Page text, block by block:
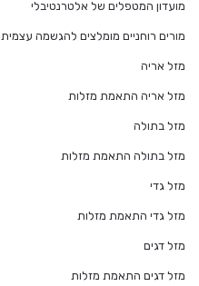
מועדון המטפלים של אלטרנטיבלי
מורים רוחניים מומלצים להגשמה עצמית
מזל אריה
מזל אריה התאמת מזלות
מזל בתולה
מזל בתולה התאמת מזלות
מזל גדי
מזל גדי התאמת מזלות
מזל דגים
מזל דגים התאמת מזלות